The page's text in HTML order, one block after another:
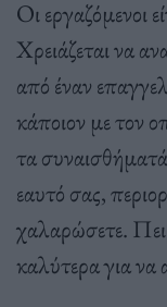
Οι εργαζόμενοι
Χρειάζεται να
από έναν
κάποιον με τον
τα
εαυτό σας,
χαλαρώσετε.
καλύτερα για να